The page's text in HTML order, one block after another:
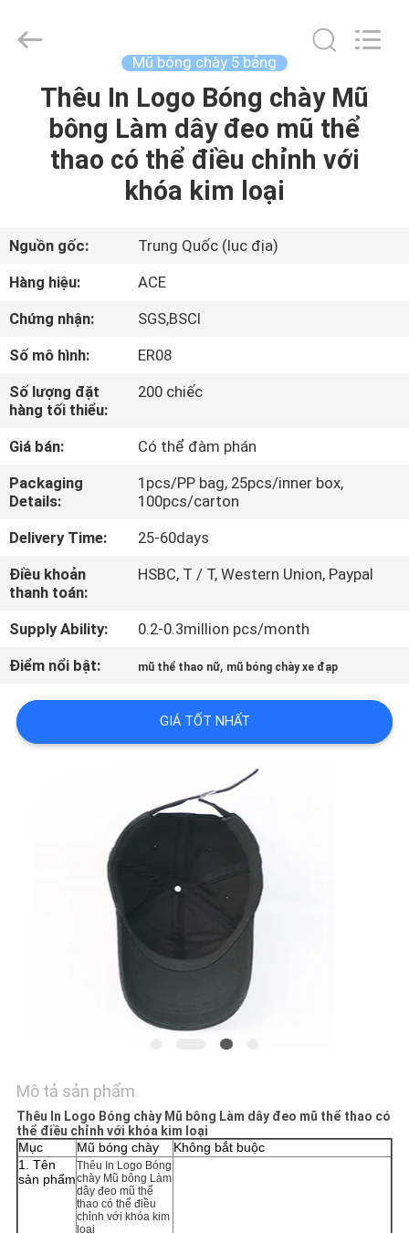
TRANG
CHỦ
PHẨM
VỀ
TÔI
THAM
QUAN
NHÀ
KIỂM
CHẤT
LƯỢNG
LIÊN
SƠ
ĐỒ
TRANG
WEB
Headwear
Manufacturing
Mũ bóng chày 5 bảng
Thêu In Logo Bóng chày Mũ
bông Làm dây đeo mũ thể
thao có thể điều chỉnh với
khóa kim loại
Nguồn gốc:
Trung Quốc (lục địa)
Hàng hiệu:
ACE
Chứng nhận:
SGS,BSCI
Số mô hình:
ER08
Số lượng đặt
hàng tối thiểu:
200 chiếc
Giá bán:
Có thể đàm phán
Packaging
Details:
1pcs/PP bag, 25pcs/inner box,
100pcs/carton
Delivery Time:
25-60days
Điều khoản
thanh toán:
HSBC, T / T, Western Union, Paypal
Supply Ability:
0.2-0.3million pcs/month
Điểm nổi bật:
mũ thể thao nữ, mũ bóng chày xe đạp
GIÁ TỐT NHẤT
Mô tả sản phẩm
Thêu In Logo Bóng chày Mũ bông Làm dây đeo mũ thể thao có
thể điều chỉnh với khóa kim loại
Mục
Mũ bóng chày
Không bắt buộc
1. Tên
sản phẩm
Thêu In Logo Bóng
chày Mũ bông Làm
dây đeo mũ thể
thao có thể điều
chỉnh với khóa kim
loại